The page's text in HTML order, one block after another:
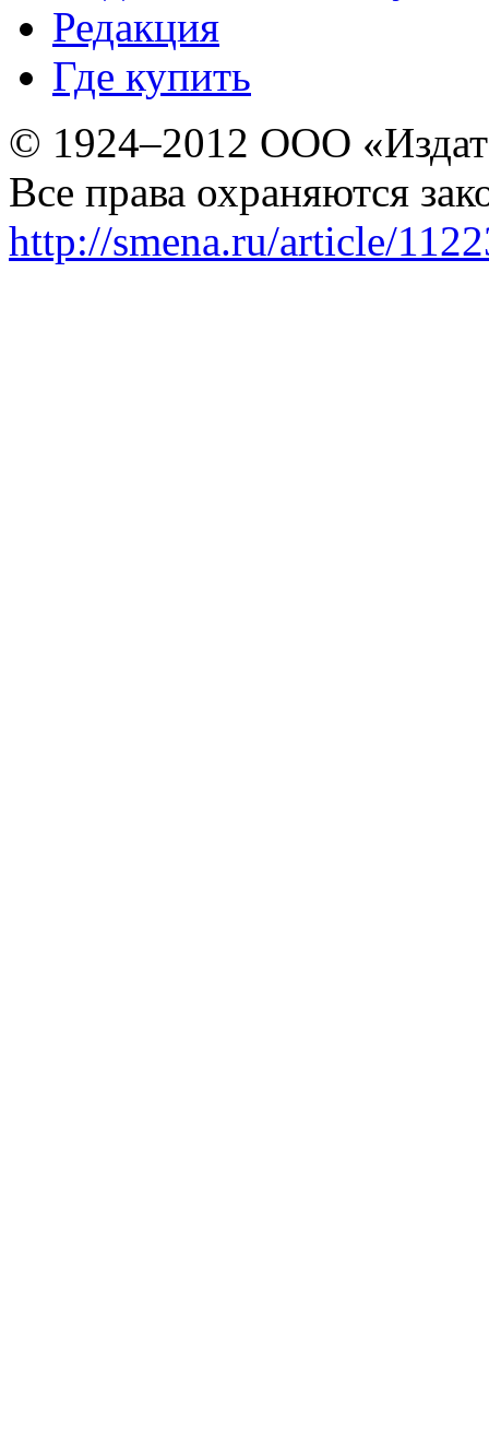
Редакция
Где купить
© 1924–2012 ООО
Все права охраняются
http://smena.ru/article/